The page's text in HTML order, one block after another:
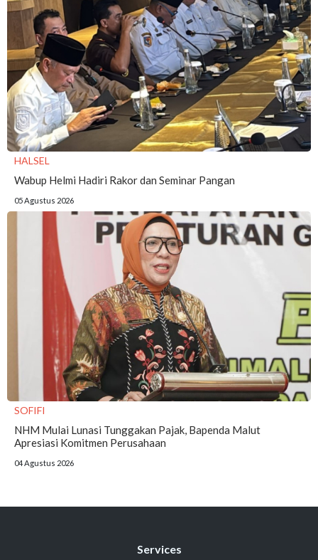
HALSEL
Wabup Helmi Hadiri Rakor dan Seminar Pangan
05 Agustus 2026
SOFIFI
NHM Mulai Lunasi Tunggakan Pajak, Bapenda Malut
Apresiasi Komitmen Perusahaan
04 Agustus 2026
Services